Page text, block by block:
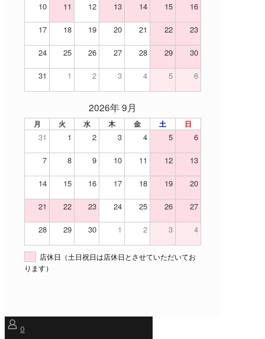
10 11 12 13 14 15 16
17 18 19 20 21 22 23
24 25 26 27 28 29 30
31 1 2 3 4 5 6
2026年 9月
月 火 水 木 金 土 日
31 1 2 3 4 5 6
7 8 9 10 11 12 13
14 15 16 17 18 19 20
21 22 23 24 25 26 27
28 29 30 1 2 3 4
店休日（土日祝日は店休日とさせていただいてお
ります）
0